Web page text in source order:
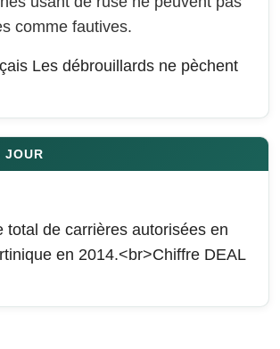
comme fautives.
Les débrouillards ne pèchent
JOUR
total de carrières autorisées en
en 2014.<br>Chiffre DEAL